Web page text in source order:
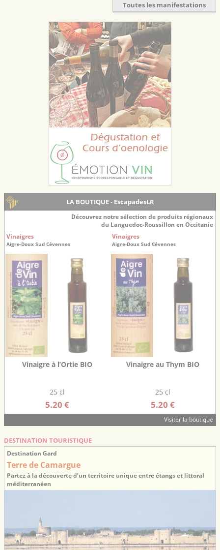
Toutes les manifestations
LA BOUTIQUE - EscapadesLR
Découvrez notre sélection de produits régionaux
du Languedoc-Roussillon en Occitanie
Vinaigres
Aigre-Doux Sud Cévennes
Vinaigre à l’Ortie BIO
25 cl
5.20 €
Vinaigres
Aigre-Doux Sud Cévennes
Vinaigre au Thym BIO
25 cl
5.20 €
Visiter la boutique
DESTINATION TOURISTIQUE
Destination Gard
Terre de Camargue
Partez à la découverte d’un territoire unique entre étangs et littoral
méditerranéen